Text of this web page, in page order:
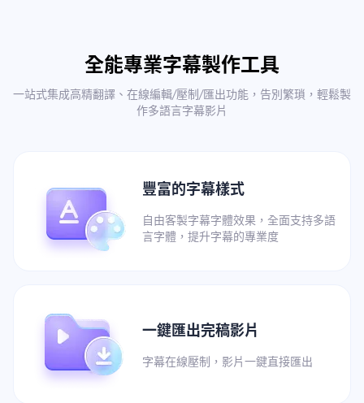
全能專業字幕製作工具
一站式集成高精翻譯、在線編輯/壓制/匯出功能，告別繁瑣，輕鬆製
作多語言字幕影片
豐富的字幕樣式
自由客製字幕字體效果，全面支持多語
言字體，提升字幕的專業度
一鍵匯出完稿影片
字幕在線壓制，影片一鍵直接匯出